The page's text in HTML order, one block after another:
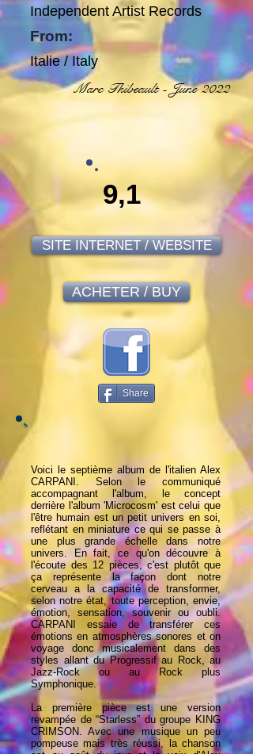
Independent Artist Records
From:
Italie / Italy
Marc Thibeault - June 2022
9,1
SITE INTERNET / WEBSITE
ACHETER / BUY
Share
Voici le septième album de l'italien Alex
CARPANI. Selon le communiqué
accompagnant l'album, le concept
derrière l'album 'Microcosm' est celui que
l'être humain est un petit univers en soi,
reflétant en miniature ce qui se passe à
une plus grande échelle dans notre
univers. En fait, ce qu'on découvre à
l'écoute des 12 pièces, c'est plutôt que
ça représente la façon dont notre
cerveau a la capacité de transformer,
selon notre état, toute perception, envie,
émotion, sensation, souvenir ou oubli.
CARPANI essaie de transférer ces
émotions en atmosphères sonores et on
voyage donc musicalement dans des
styles allant du Progressif au Rock, au
Jazz-Rock ou au Rock plus
Symphonique.
La première pièce est une version
revampée de “Starless” du groupe KING
CRIMSON. Avec une musique un peu
pompeuse mais très réussi, la chanson